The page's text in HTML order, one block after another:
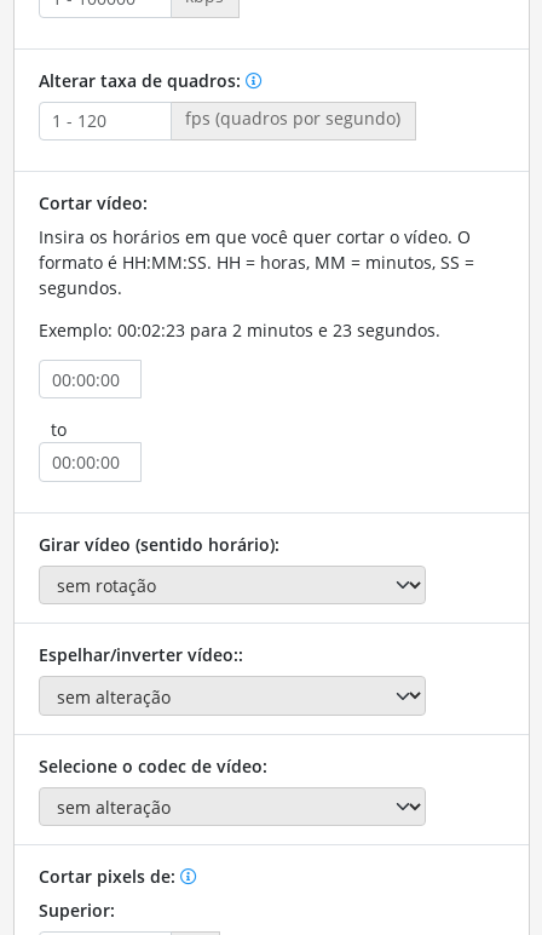
Alterar taxa de quadros:
fps (quadros por segundo)
Cortar vídeo:
Insira os horários em que você quer cortar o vídeo. O
formato é HH:MM:SS. HH = horas, MM = minutos, SS =
segundos.
Exemplo: 00:02:23 para 2 minutos e 23 segundos.
to
Girar vídeo (sentido horário):
Espelhar/inverter vídeo::
Selecione o codec de vídeo:
Cortar pixels de:
Superior: